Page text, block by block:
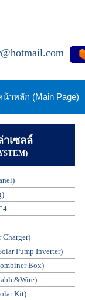
น้าหลัก (Main Page)
เซลล์
Pump Inverter)
Box)
Kit)